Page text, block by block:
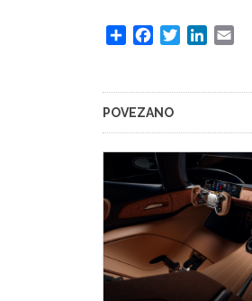
Share FacebookTwitterLinkedIn
POVEZANO